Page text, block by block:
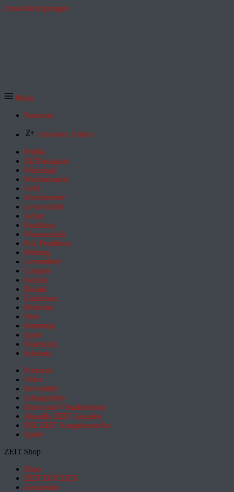
Zum Inhalt springen
Menü
Startseite
Exklusive Artikel
Politik
ZEITmagazin
Wirtschaft
Wochenmarkt
Geld
Wochenende
Gesellschaft
Arbeit
Feuilleton
Wissenschaft
Pol. Feuilleton
Bildung
Gesundheit
Campus
Familie
Digital
Entdecken
Mobilität
Sinn
Hamburg
Sport
Österreich
Schweiz
Podcasts
Video
Newsletter
Schlagzeilen
Daten und Visualisierung
Aktuelle ZEIT-Ausgabe
DIE ZEIT Ausgabenarchiv
Spiele
ZEIT Shop
Shop
ZEIT BÜCHER
Geschenke